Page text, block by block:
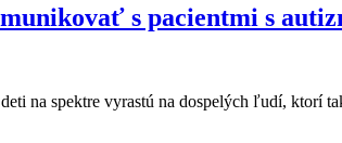
s pacientmi s
na spektre vyrastú na dospelých ľudí, ktorí